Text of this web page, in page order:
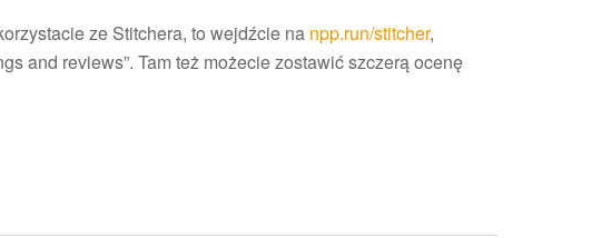
ze Stitchera, to wejdźcie na npp.run/stitcher,
and reviews”. Tam też możecie zostawić szczerą ocenę